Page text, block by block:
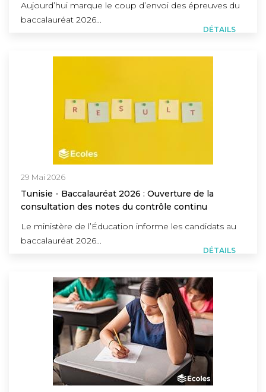
Aujourd’hui marque le coup d’envoi des épreuves du
baccalauréat 2026...
DÉTAILS
29 Mai 2026
Tunisie - Baccalauréat 2026 : Ouverture de la
consultation des notes du contrôle continu
Le ministère de l’Éducation informe les candidats au
baccalauréat 2026...
DÉTAILS